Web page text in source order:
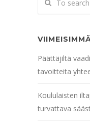
Päättäjiltä
tavoitteita
Koululaisten
turvattava